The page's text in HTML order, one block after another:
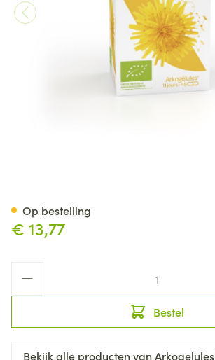
€ 13,77
Bestel
Op bestelling
Bekijk alle producten van Arkogelules